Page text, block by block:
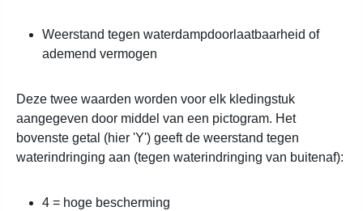
Weerstand tegen waterdampdoorlaatbaarheid of
ademend vermogen
Deze twee waarden worden voor elk kledingstuk
aangegeven door middel van een pictogram. Het
bovenste getal (hier 'Y') geeft de weerstand tegen
waterindringing aan (tegen waterindringing van buitenaf):
4 = hoge bescherming